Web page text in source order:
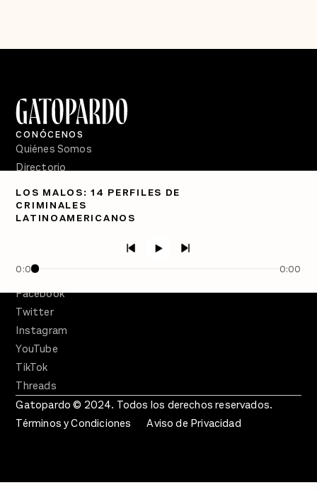
LOS MALOS: 14 PERFILES DE
CRIMINALES
LATINOAMERICANOS
0:00 0:00
CONÓCENOS
Quiénes Somos
Directorio
PÓDCASTS
Semanario Gatopardo
Facebook
Twitter
Instagram
YouTube
TikTok
Threads
Gatopardo © 2024. Todos los derechos reservados.
Términos y Condiciones
Aviso de Privacidad